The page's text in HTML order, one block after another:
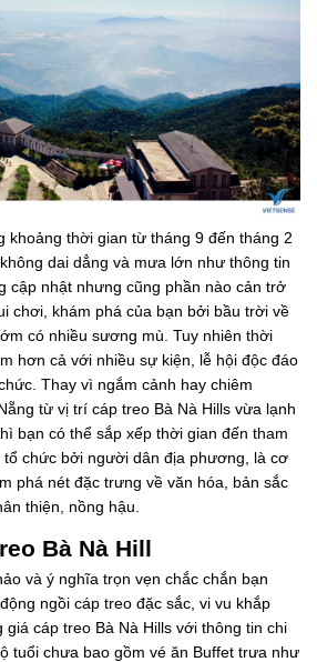
khoảng thời gian từ tháng 9 đến tháng 2
dai dẳng và mưa lớn như thông tin
cập nhật nhưng cũng phần nào cản trở
chơi, khám phá của bạn bởi bầu trời về
có nhiều sương mù. Tuy nhiên thời
hơn cả với nhiều sự kiện, lễ hội độc đáo
Thay vì ngắm cảnh hay chiêm
từ vị trí cáp treo Bà Nà Hills vừa lạnh
bạn có thể sắp xếp thời gian đến tham
tổ chức bởi người dân địa phương, là cơ
phá nét đặc trưng về văn hóa, bản sắc
thiện, nồng hậu.
Bà Nà Hill
và ý nghĩa trọn vẹn chắc chắn bạn
ngồi cáp treo đặc sắc, vi vu khắp
cáp treo Bà Nà Hills với thông tin chi
tuổi chưa bao gồm vé ăn Buffet trưa như